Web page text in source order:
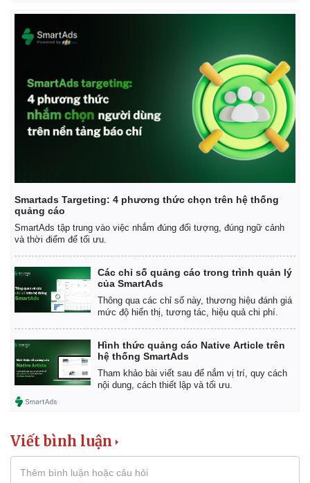
Kinh tế
Thị trường
Giá vàng
Giá cà phê
Smartads Targeting: 4 phương thức chọn trên hệ thống
quảng cáo
SmartAds tập trung vào việc nhắm đúng đối tượng, đúng ngữ cảnh
và thời điểm để tối ưu.
Các chỉ số quảng cáo trong trình quản lý
của SmartAds
Thông qua các chỉ số này, thương hiệu đánh giá
mức độ hiển thị, tương tác, hiệu quả chi phí.
Hình thức quảng cáo Native Article trên
hệ thống SmartAds
Tham khảo bài viết sau để nắm vị trí, quy cách
nội dung, cách thiết lập và tối ưu.
Viết bình luận